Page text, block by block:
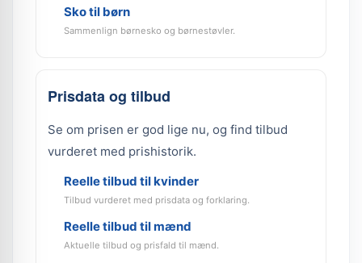
Sko til børn
Sammenlign børnesko og børnestøvler.
Prisdata og tilbud
Se om prisen er god lige nu, og find tilbud
vurderet med prishistorik.
Reelle tilbud til kvinder
Tilbud vurderet med prisdata og forklaring.
Reelle tilbud til mænd
Aktuelle tilbud og prisfald til mænd.